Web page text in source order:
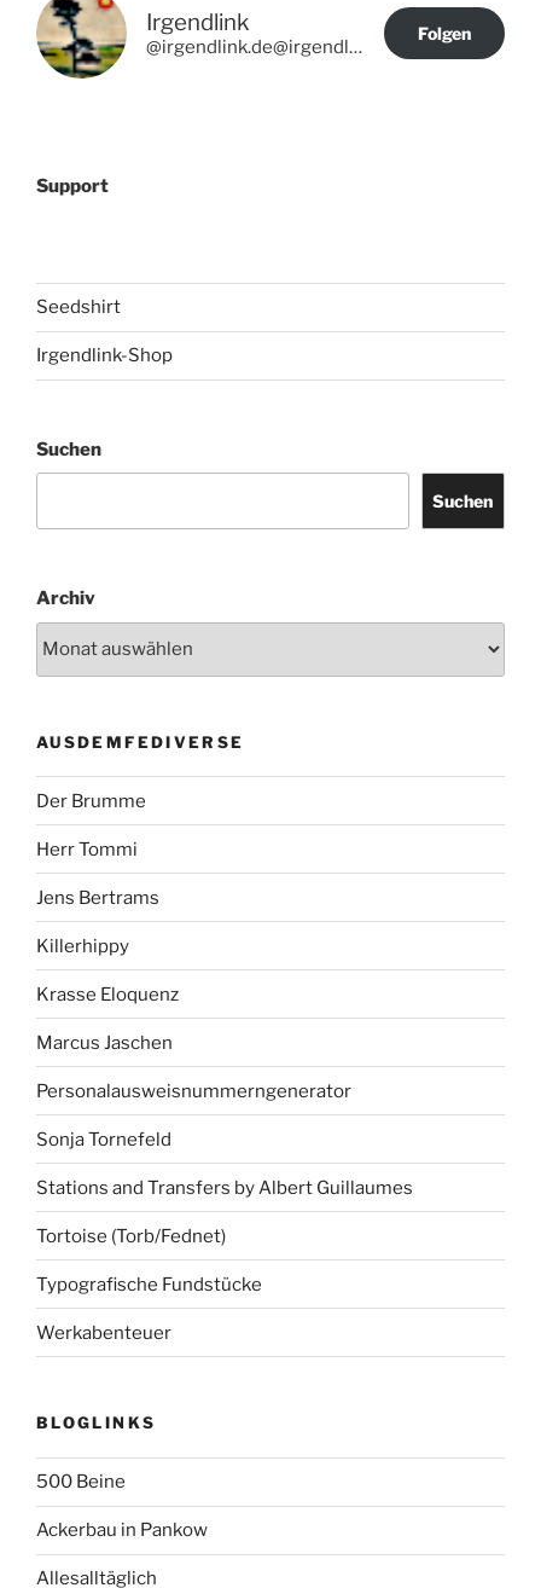
Irgendlink
@irgendlink.de@irgendlink.de
Folgen
Support
Seedshirt
Irgendlink-Shop
Suchen
Suchen
Archiv
AUSDEMFEDIVERSE
Der Brumme
Herr Tommi
Jens Bertrams
Killerhippy
Krasse Eloquenz
Marcus Jaschen
Personalausweisnummerngenerator
Sonja Tornefeld
Stations and Transfers by Albert Guillaumes
Tortoise (Torb/Fednet)
Typografische Fundstücke
Werkabenteuer
BLOGLINKS
500 Beine
Ackerbau in Pankow
Allesalltäglich